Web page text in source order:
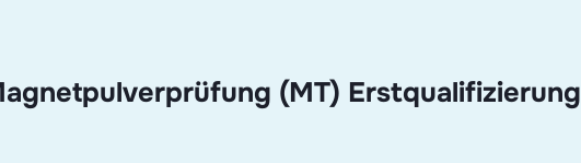
(MT) Erstqualifizierung